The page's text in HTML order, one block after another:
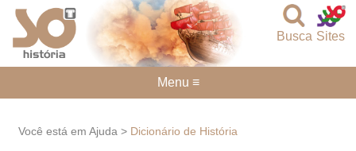
Sites
Busca
Você está em Ajuda > Dicionário de História